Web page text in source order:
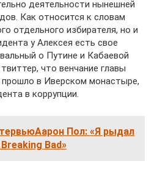
деятельности нынешней
Как относится к словам
отдельного избирателя, но и
у Алексея есть свое
о Путине и Кабаевой
что венчание главы
в Иверском монастыре,
в коррупции.
Пол: «Я рыдал
Bad»